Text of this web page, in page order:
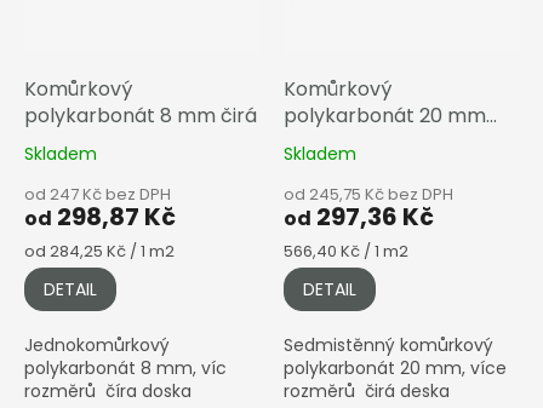
Komůrkový
polykarbonát 8 mm čirá
Skladem
od 247 Kč bez DPH
od 298,87 Kč
Měrná
cena:
od 284,25 Kč / 1 m2
DETAIL
Jednokomůrkový
polykarbonát 8 mm, víc
rozměrů číra doska
Komůrkový
polykarbonát 20 mm
čirá
Skladem
od 245,75 Kč bez DPH
od 297,36 Kč
Měrná
cena:
566,40 Kč / 1 m2
DETAIL
Sedmistěnný komůrkový
polykarbonát 20 mm, více
rozměrů čirá deska